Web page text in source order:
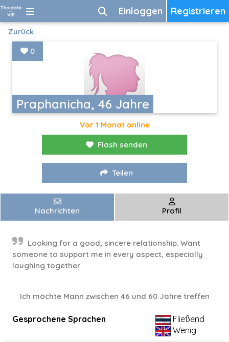
Registrieren
Einloggen
Zurück
Praphanicha, 46 Jahre
0
Vor 1 Monat online
Flash senden
Teilen
Nachrichten Profil
Looking for a good, sincere relationship. Want
someone to support me in every aspect, especially
laughing together.
Ich möchte Mann zwischen 46 und 60 Jahre treffen
Gesprochene Sprachen
Fließend
Wenig